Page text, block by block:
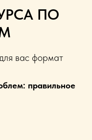
ПО
вас формат
правильное